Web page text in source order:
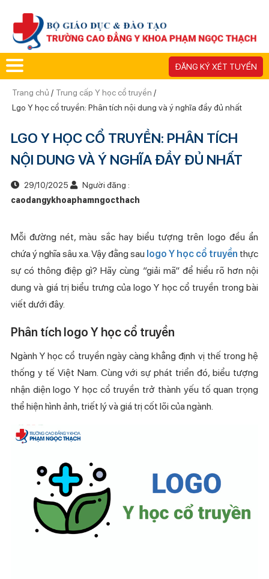
ĐĂNG KÝ XÉT TUYỂN
Trang chủ / Trung cấp Y học cổ truyền /
Lgo Y học cổ truyền: Phân tích nội dung và ý nghĩa đầy đủ nhất
LGO Y HỌC CỔ TRUYỀN: PHÂN TÍCH
NỘI DUNG VÀ Ý NGHĨA ĐẦY ĐỦ NHẤT
29/10/2025
Người đăng :
caodangykhoaphamngocthach
Mỗi đường nét, màu sắc hay biểu tượng trên logo đều ẩn
chứa ý nghĩa sâu xa. Vậy đằng sau logo Y học cổ truyền thực
sự có thông điệp gì? Hãy cùng “giải mã” để hiểu rõ hơn nội
dung và giá trị biểu trưng của logo Y học cổ truyền trong bài
viết dưới đây.
Phân tích logo Y học cổ truyền
Ngành Y học cổ truyền ngày càng khẳng định vị thế trong hệ
thống y tế Việt Nam. Cùng với sự phát triển đó, biểu tượng
nhận diện logo Y học cổ truyền trở thành yếu tố quan trọng
thể hiện hình ảnh, triết lý và giá trị cốt lõi của ngành.